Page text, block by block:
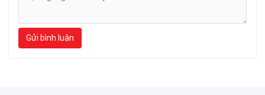
Gửi bình luận